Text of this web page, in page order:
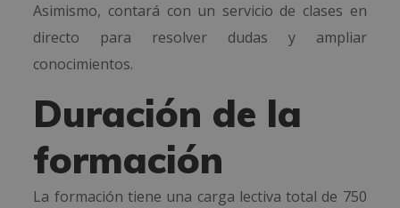
Asimismo, contará con un servicio de clases en
directo para resolver dudas y ampliar
conocimientos.
Duración de la
formación
La formación tiene una carga lectiva total de 750